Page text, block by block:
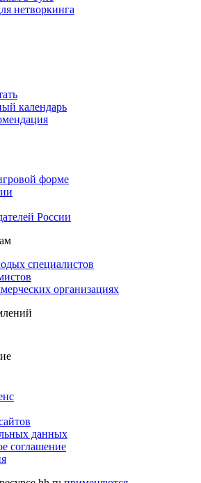
нетворкинга
календарь
форме
России
специалистов
организациях
данных
соглашение